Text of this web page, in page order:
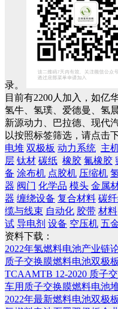
录。
目前有2200人加入，如亿
氢牛、氢璞、爱德曼、氢
新源动力、巴拉德、现代
以按照标签筛选，请点击
电堆 双极板 动力系统 主
层 钛材 碳纸 橡胶 氟橡胶
备 涂布机 点胶机 压缩机
器 阀门 化学品 模头 金属
器 缠绕设备 复合材料 碳
缆与线束 自动化 胶带 材料
试 导电剂 设备 空压机 五
资料下载：
2022年氢燃料电池产业链
质子交换膜燃料电池双极
TCAAMTB 12-2020 质子
车用质子交换膜燃料电池
2022年最新燃料电池双极